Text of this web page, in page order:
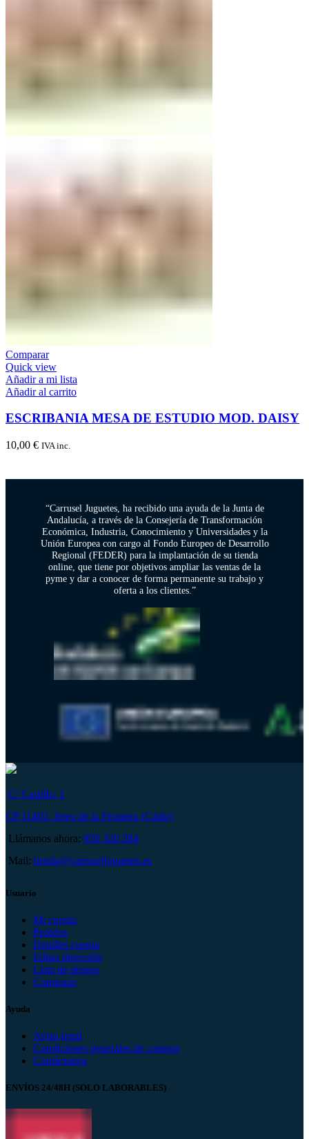
Comparar
Quick view
Añadir a mi lista
Añadir al carrito
ESCRIBANIA MESA DE ESTUDIO MOD. DAISY
10,00 € IVA inc.
“Carrusel Juguetes, ha recibido una ayuda de la Junta de
Andalucía, a través de la Consejería de Transformación
Económica, Industria, Conocimiento y Universidades y la
Unión Europea con cargo al Fondo Europeo de Desarrollo
Regional (FEDER) para la implantación de su tienda
online, que tiene por objetivos ampliar las ventas de la
pyme y dar a conocer de forma permanente su trabajo y
oferta a los clientes.”
C/ Castilla, 1
CP 11402, Jerez de la Frontera (Cádiz)
Llámanos ahora: 956 320 284
Mail: tienda@carruseljuguetes.es
Usuario
Mi cuenta
Pedidos
Detalles cuenta
Editar dirección
Lista de deseos
Comparar
Ayuda
Aviso legal
Condiciones generales de compra
Contáctanos
ENVÍOS 24/48H (SOLO LABORABLES)